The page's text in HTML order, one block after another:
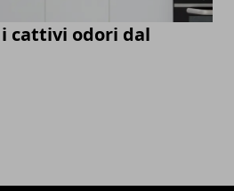
cattivi odori dal